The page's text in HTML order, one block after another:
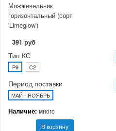
Можжевельник
горизонтальный (сорт
'Limeglow')
391 руб
Тип КС
P9 C2
Период поставки
МАЙ - НОЯБРЬ
Наличие: много
В корзину